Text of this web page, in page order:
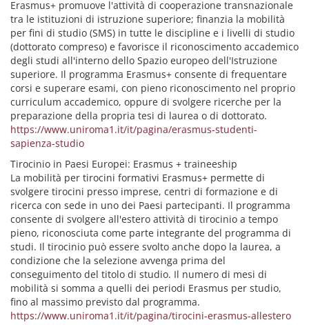
Erasmus+ promuove l'attività di cooperazione transnazionale
tra le istituzioni di istruzione superiore; finanzia la mobilità
per fini di studio (SMS) in tutte le discipline e i livelli di studio
(dottorato compreso) e favorisce il riconoscimento accademico
degli studi all'interno dello Spazio europeo dell'Istruzione
superiore. Il programma Erasmus+ consente di frequentare
corsi e superare esami, con pieno riconoscimento nel proprio
curriculum accademico, oppure di svolgere ricerche per la
preparazione della propria tesi di laurea o di dottorato.
https://www.uniroma1.it/it/pagina/erasmus-studenti-
sapienza-studio
Tirocinio in Paesi Europei: Erasmus + traineeship
La mobilità per tirocini formativi Erasmus+ permette di
svolgere tirocini presso imprese, centri di formazione e di
ricerca con sede in uno dei Paesi partecipanti. Il programma
consente di svolgere all'estero attività di tirocinio a tempo
pieno, riconosciuta come parte integrante del programma di
studi. Il tirocinio può essere svolto anche dopo la laurea, a
condizione che la selezione avvenga prima del
conseguimento del titolo di studio. Il numero di mesi di
mobilità si somma a quelli dei periodi Erasmus per studio,
fino al massimo previsto dal programma.
https://www.uniroma1.it/it/pagina/tirocini-erasmus-allestero